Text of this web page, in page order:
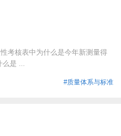
考核表中为什么是今年新测量得
是 ...
#质量体系与标准